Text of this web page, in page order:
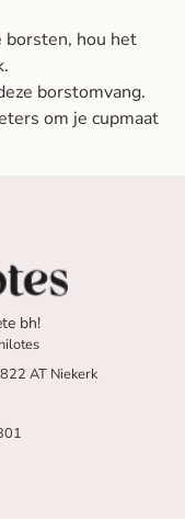
borsten, hou het
borstomvang.
om je cupmaat
bh!
AT Niekerk